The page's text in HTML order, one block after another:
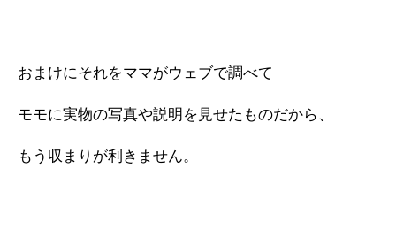
おまけにそれをママがウェブで調べて
モモに実物の写真や説明を見せたものだから、
もう収まりが利きません。